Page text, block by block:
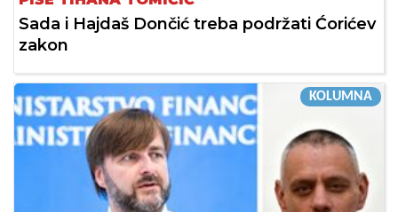
Sada i Hajdaš Dončić treba podržati Ćorićev
zakon
KOLUMNA